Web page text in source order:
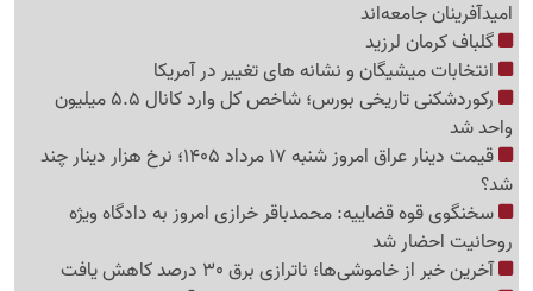
امیدآفرینان جامعه‌اند
گلباف کرمان لرزید
انتخابات میشیگان و نشانه های تغییر در آمریکا
رکوردشکنی تاریخی بورس؛ شاخص کل وارد کانال 5.5 میلیون
واحد شد
قیمت دینار عراق امروز شنبه 17 مرداد 1405؛ نرخ هزار دینار چند
شد؟
سخنگوی قوه قضاییه: محمدباقر خرازی امروز به دادگاه ویژه
روحانیت احضار شد
آخرین خبر از خاموشی‌ها؛ ناترازی برق 30 درصد کاهش یافت